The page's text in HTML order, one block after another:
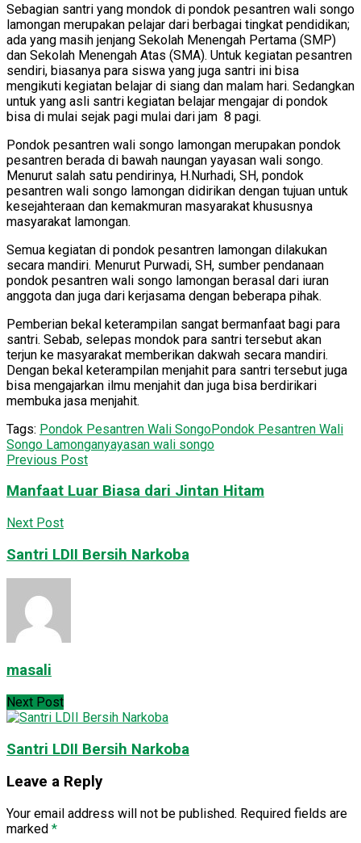
Sebagian santri yang mondok di pondok pesantren wali songo
lamongan merupakan pelajar dari berbagai tingkat pendidikan;
ada yang masih jenjang Sekolah Menengah Pertama (SMP)
dan Sekolah Menengah Atas (SMA). Untuk kegiatan pesantren
sendiri, biasanya para siswa yang juga santri ini bisa
mengikuti kegiatan belajar di siang dan malam hari. Sedangkan
untuk yang asli santri kegiatan belajar mengajar di pondok
bisa di mulai sejak pagi mulai dari jam 8 pagi.
Pondok pesantren wali songo lamongan merupakan pondok
pesantren berada di bawah naungan yayasan wali songo.
Menurut salah satu pendirinya, H.Nurhadi, SH, pondok
pesantren wali songo lamongan didirikan dengan tujuan untuk
kesejahteraan dan kemakmuran masyarakat khususnya
masyarakat lamongan.
Semua kegiatan di pondok pesantren lamongan dilakukan
secara mandiri. Menurut Purwadi, SH, sumber pendanaan
pondok pesantren wali songo lamongan berasal dari iuran
anggota dan juga dari kerjasama dengan beberapa pihak.
Pemberian bekal keterampilan sangat bermanfaat bagi para
santri. Sebab, selepas mondok para santri tersebut akan
terjun ke masyarakat memberikan dakwah secara mandiri.
Dengan bekal keterampilan menjahit para santri tersebut juga
bisa mengajarkan ilmu menjahit dan juga bisa berdirikari
membuka jasa menjahit.
Tags: Pondok Pesantren Wali SongoPondok Pesantren Wali
Songo Lamonganyayasan wali songo
Previous Post
Manfaat Luar Biasa dari Jintan Hitam
Next Post
Santri LDII Bersih Narkoba
masali
Next Post
Santri LDII Bersih Narkoba
Leave a Reply
Your email address will not be published. Required fields are
marked *